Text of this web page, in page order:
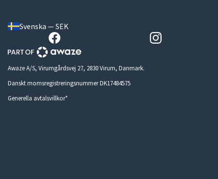
Svenska — SEK
Awaze A/S, Virumgårdsvej 27, 2830 Virum, Danmark.
Danskt momsregistreringsnummer DK17484575
Generella avtalsvillkor*